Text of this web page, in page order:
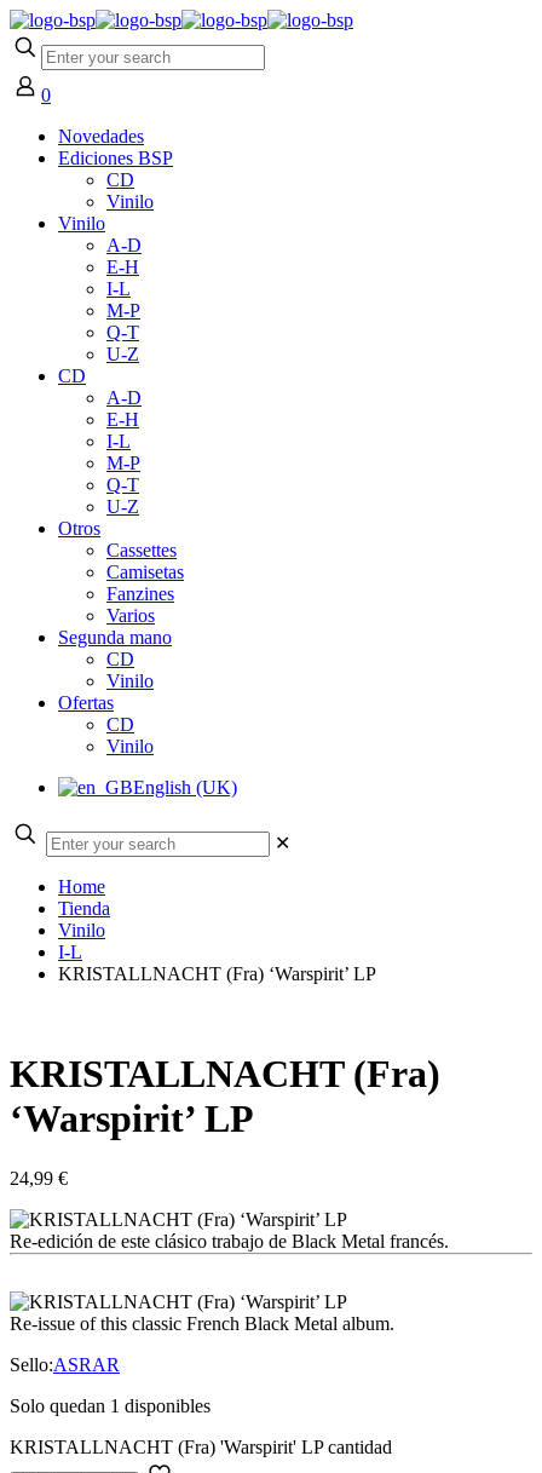
0
Novedades
Ediciones BSP
CD
Vinilo
Vinilo
A-D
E-H
I-L
M-P
Q-T
U-Z
CD
A-D
E-H
I-L
M-P
Q-T
U-Z
Otros
Cassettes
Camisetas
Fanzines
Varios
Segunda mano
CD
Vinilo
Ofertas
CD
Vinilo
English (UK)
✕
Home
Tienda
Vinilo
I-L
KRISTALLNACHT (Fra) ‘Warspirit’ LP
KRISTALLNACHT (Fra)
‘Warspirit’ LP
24,99 €
Re-edición de este clásico trabajo de Black Metal francés.
Re-issue of this classic French Black Metal album.
Sello:ASRAR
Solo quedan 1 disponibles
KRISTALLNACHT (Fra) 'Warspirit' LP cantidad